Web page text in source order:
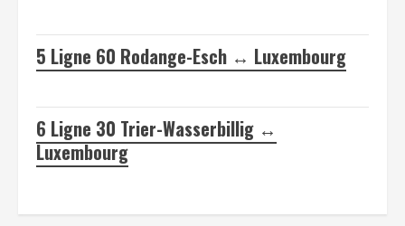
5 Ligne 60 Rodange-Esch ↔ Luxembourg
6 Ligne 30 Trier-Wasserbillig ↔
Luxembourg